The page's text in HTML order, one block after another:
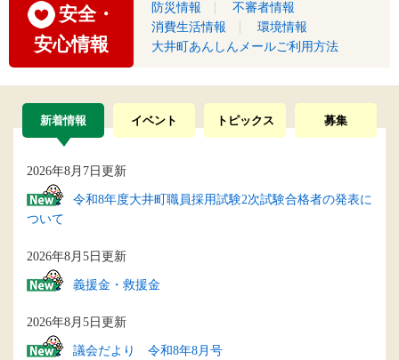
安全・
安心情報
防災情報
不審者情報
消費生活情報
環境情報
大井町あんしんメールご利用方法
新着情報 イベント トピックス 募集
2026年8月7日更新
令和8年度大井町職員採用試験2次試験合格者の発表に
ついて
2026年8月5日更新
義援金・救援金
2026年8月5日更新
議会だより 令和8年8月号